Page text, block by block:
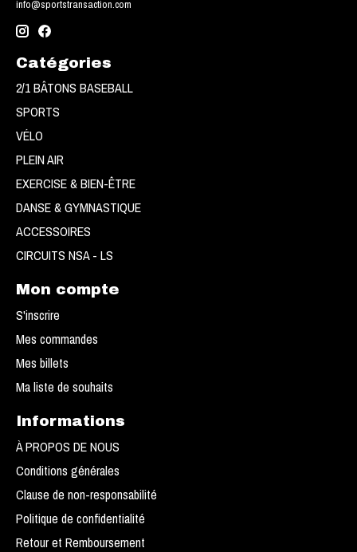
info@sportstransaction.com
Catégories
2/1 BÂTONS BASEBALL
SPORTS
VÉLO
PLEIN AIR
EXERCISE & BIEN-ÊTRE
DANSE & GYMNASTIQUE
ACCESSOIRES
CIRCUITS NSA - LS
Mon compte
S'inscrire
Mes commandes
Mes billets
Ma liste de souhaits
Informations
À PROPOS DE NOUS
Conditions générales
Clause de non-responsabilité
Politique de confidentialité
Retour et Remboursement